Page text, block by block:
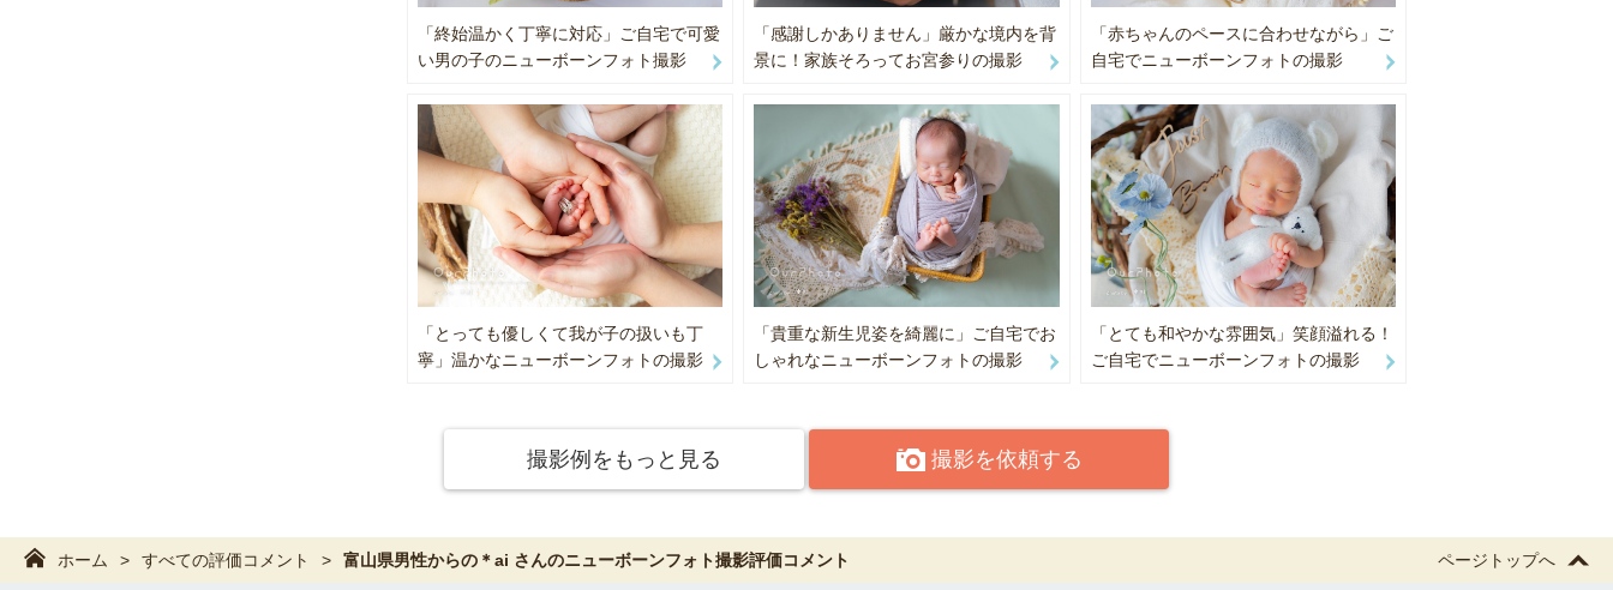
Instagram：＠coto_photography_
「終始温かく丁寧に対応」ご自宅で可愛
い男の子のニューボーンフォト撮影
「感謝しかありません」厳かな境内を背
景に！家族そろってお宮参りの撮影
「赤ちゃんのペースに合わせながら」ご
自宅でニューボーンフォトの撮影
「とっても優しくて我が子の扱いも丁
寧」温かなニューボーンフォトの撮影
「貴重な新生児姿を綺麗に」ご自宅でお
しゃれなニューボーンフォトの撮影
「とても和やかな雰囲気」笑顔溢れる！
ご自宅でニューボーンフォトの撮影
撮影例をもっと見る 撮影を依頼する
ホーム すべての評価コメント 富山県男性からの＊ai さんのニューボーンフォト撮影評価コメント ページトップへ